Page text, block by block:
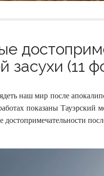
засухи (11
наш мир после
показаны Тауэрский
достопримечательности